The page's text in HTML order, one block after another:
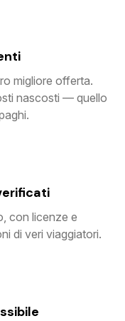
migliore offerta.
nascosti — quello
con licenze e
di veri viaggiatori.